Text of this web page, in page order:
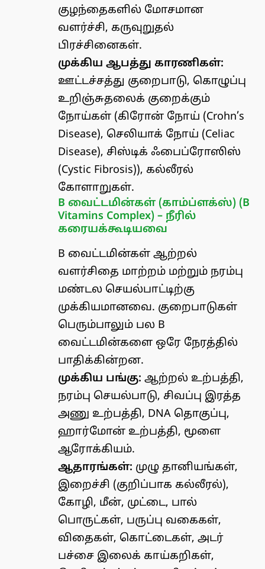
குழந்தைகளில் மோசமான
வளர்ச்சி, கருவுறுதல்
பிரச்சினைகள்.
முக்கிய ஆபத்து காரணிகள்:
ஊட்டச்சத்து குறைபாடு, கொழுப்பு
உறிஞ்சுதலைக் குறைக்கும்
நோய்கள் (கிரோன் நோய் (Crohn’s
Disease), செலியாக் நோய் (Celiac
Disease), சிஸ்டிக் ஃபைப்ரோஸிஸ்
(Cystic Fibrosis)), கல்லீரல்
கோளாறுகள்.
B வைட்டமின்கள் (காம்ப்ளக்ஸ்) (B
Vitamins Complex) – நீரில்
கரையக்கூடியவை
B வைட்டமின்கள் ஆற்றல்
வளர்சிதை மாற்றம் மற்றும் நரம்பு
மண்டல செயல்பாட்டிற்கு
முக்கியமானவை. குறைபாடுகள்
பெரும்பாலும் பல B
வைட்டமின்களை ஒரே நேரத்தில்
பாதிக்கின்றன.
முக்கிய பங்கு: ஆற்றல் உற்பத்தி,
நரம்பு செயல்பாடு, சிவப்பு இரத்த
அணு உற்பத்தி, DNA தொகுப்பு,
ஹார்மோன் உற்பத்தி, மூளை
ஆரோக்கியம்.
ஆதாரங்கள்: முழு தானியங்கள்,
இறைச்சி (குறிப்பாக கல்லீரல்),
கோழி, மீன், முட்டை, பால்
பொருட்கள், பருப்பு வகைகள்,
விதைகள், கொட்டைகள், அடர்
பச்சை இலைக் காய்கறிகள்,